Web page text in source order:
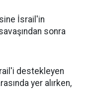
İsrail'in
sonra
destekleyen
yer alırken,